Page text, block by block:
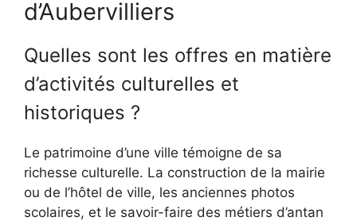
d’Aubervilliers
Quelles sont les offres en matière
d’activités culturelles et
historiques ?
Le patrimoine d’une ville témoigne de sa
richesse culturelle. La construction de la mairie
ou de l’hôtel de ville, les anciennes photos
scolaires, et le savoir-faire des métiers d’antan